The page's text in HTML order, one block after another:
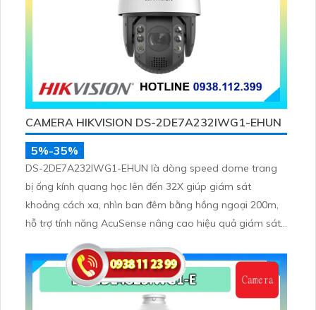
CAMERA HIKVISION DS-2DE7A232IWG1-EHUN
5%-35%
DS-2DE7A232IWG1-EHUN là dòng speed dome trang
bị ống kính quang học lên đến 32X giúp giám sát
khoảng cách xa, nhìn ban đêm bằng hồng ngoại 200m,
hỗ trợ tính năng AcuSense nâng cao hiệu quả giám sát
an ninh, có tốc độ lấy nét cao nhờ công nghệ Self-
learning